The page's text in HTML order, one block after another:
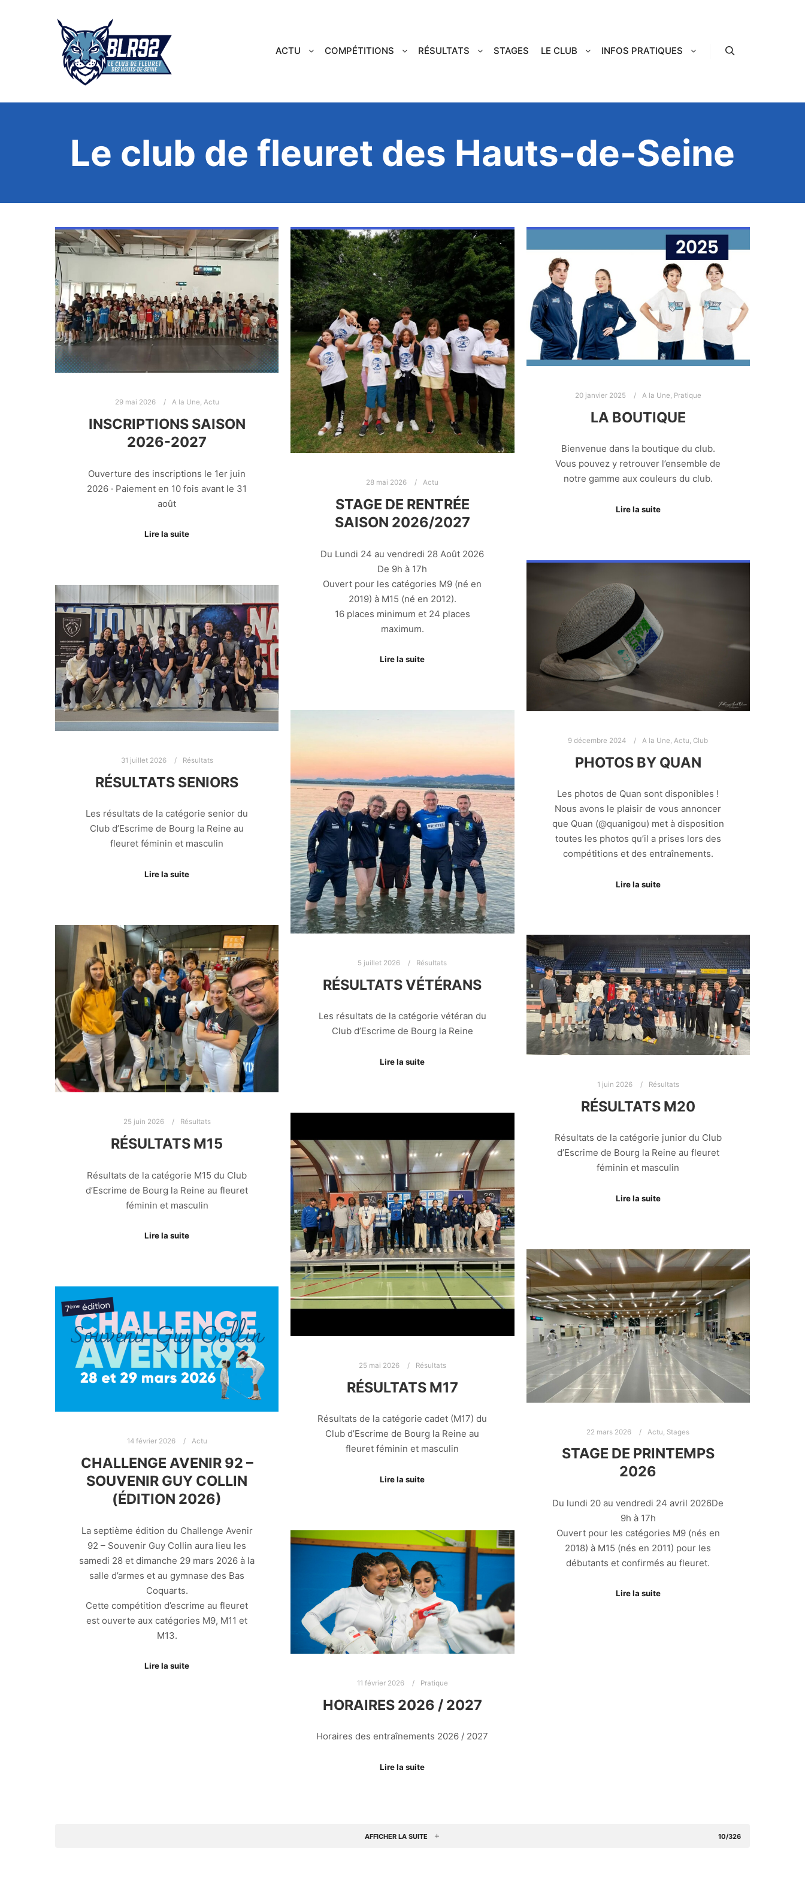
ACTU COMPÉTITIONS RÉSULTATS STAGES LE CLUB INFOS PRATIQUES
Le club de fleuret des Hauts-de-Seine
29 mai 2026 A la Une, Actu
INSCRIPTIONS SAISON
2026-2027
Ouverture des inscriptions le 1er juin
2026 · Paiement en 10 fois avant le 31
août
Lire la suite
28 mai 2026 Actu
STAGE DE RENTRÉE
SAISON 2026/2027
Du Lundi 24 au vendredi 28 Août 2026
De 9h à 17h
Ouvert pour les catégories M9 (né en
2019) à M15 (né en 2012).
16 places minimum et 24 places
maximum.
Lire la suite
20 janvier 2025 A la Une, Pratique
LA BOUTIQUE
Bienvenue dans la boutique du club.
Vous pouvez y retrouver l’ensemble de
notre gamme aux couleurs du club.
Lire la suite
9 décembre 2024 A la Une,Actu, Club
PHOTOS BY QUAN
Les photos de Quan sont disponibles !
Nous avons le plaisir de vous annoncer
que Quan (@quanigou) met à disposition
toutes les photos qu’il a prises lors des
compétitions et des entraînements.
Lire la suite
31 juillet 2026 Résultats
RÉSULTATS SENIORS
Les résultats de la catégorie senior du
Club d’Escrime de Bourg la Reine au
fleuret féminin et masculin
Lire la suite
5 juillet 2026 Résultats
RÉSULTATS VÉTÉRANS
Les résultats de la catégorie vétéran du
Club d’Escrime de Bourg la Reine
Lire la suite
25 juin 2026 Résultats
RÉSULTATS M15
Résultats de la catégorie M15 du Club
d’Escrime de Bourg la Reine au fleuret
féminin et masculin
Lire la suite
1 juin 2026 Résultats
RÉSULTATS M20
Résultats de la catégorie junior du Club
d’Escrime de Bourg la Reine au fleuret
féminin et masculin
Lire la suite
25 mai 2026 Résultats
RÉSULTATS M17
Résultats de la catégorie cadet (M17) du
Club d’Escrime de Bourg la Reine au
fleuret féminin et masculin
Lire la suite
22 mars 2026 Actu Stages
STAGE DE PRINTEMPS
2026
Du lundi 20 au vendredi 24 avril 2026De
9h à 17h
Ouvert pour les catégories M9 (nés en
2018) à M15 (nés en 2011) pour les
débutants et confirmés au fleuret.
Lire la suite
14 février 2026 Actu
CHALLENGE AVENIR 92 –
SOUVENIR GUY COLLIN
(ÉDITION 2026)
La septième édition du Challenge Avenir
92 – Souvenir Guy Collin aura lieu les
samedi 28 et dimanche 29 mars 2026 à la
salle d’armes et au gymnase des Bas
Coquarts.
Cette compétition d’escrime au fleuret
est ouverte aux catégories M9, M11 et
M13.
Lire la suite
11 février 2026 Pratique
HORAIRES 2026 / 2027
Horaires des entraînements 2026 / 2027
Lire la suite
AFFICHER LA SUITE 10/326